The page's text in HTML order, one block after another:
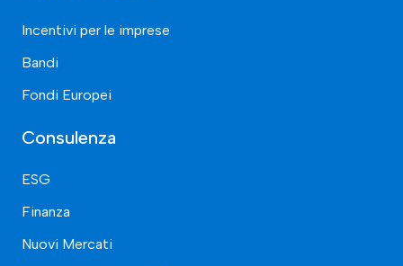
Incentivi per le imprese
Bandi
Fondi Europei
Consulenza
ESG
Finanza
Nuovi Mercati